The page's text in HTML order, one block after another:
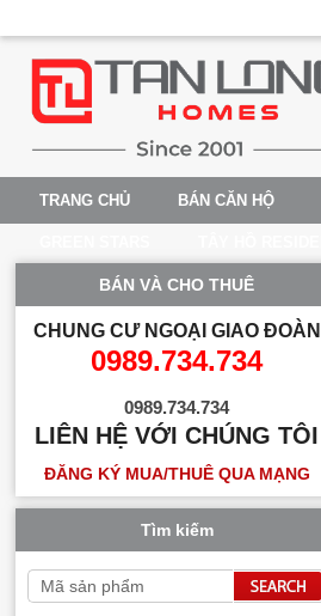
TRANG CHỦ BÁN CĂN HỘ
BÁN VÀ CHO THUÊ
CHUNG CƯ NGOẠI GIAO ĐOÀN
0989.734.734
0989.734.734
LIÊN HỆ VỚI CHÚNG TÔI
ĐĂNG KÝ MUA/THUÊ QUA MẠNG
Tìm kiếm